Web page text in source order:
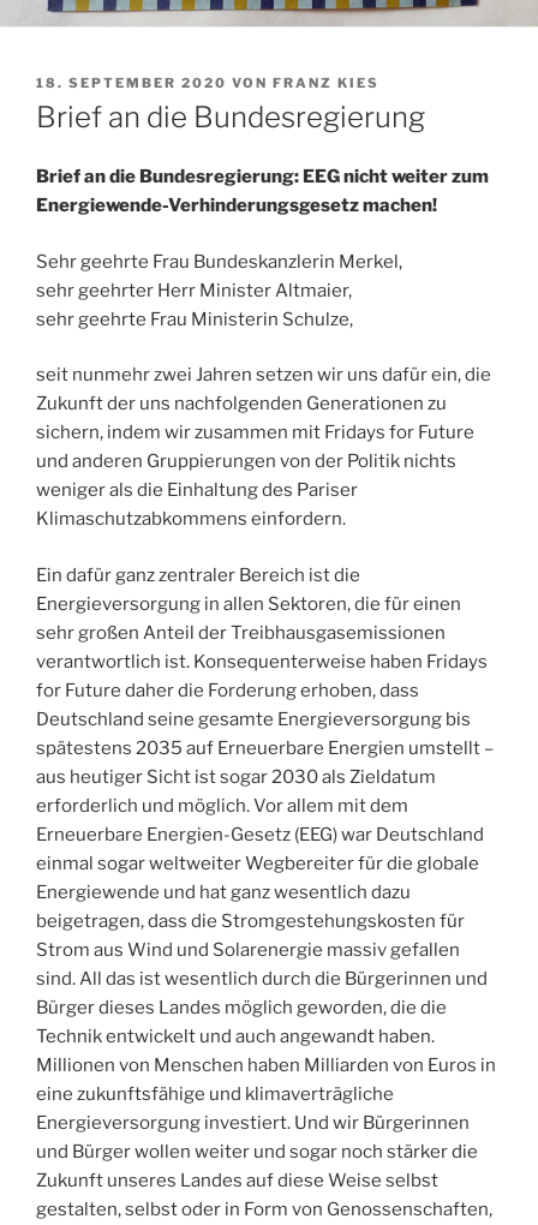
VERÖFFENTLICHT
AM
18. SEPTEMBER 2020 VON FRANZ KIES
Brief an die Bundesregierung
Brief an die Bundesregierung: EEG nicht weiter zum
Energiewende-Verhinderungsgesetz machen!
Sehr geehrte Frau Bundeskanzlerin Merkel,
sehr geehrter Herr Minister Altmaier,
sehr geehrte Frau Ministerin Schulze,
seit nunmehr zwei Jahren setzen wir uns dafür ein, die
Zukunft der uns nachfolgenden Generationen zu
sichern, indem wir zusammen mit Fridays for Future
und anderen Gruppierungen von der Politik nichts
weniger als die Einhaltung des Pariser
Klimaschutzabkommens einfordern.
Ein dafür ganz zentraler Bereich ist die
Energieversorgung in allen Sektoren, die für einen
sehr großen Anteil der Treibhausgasemissionen
verantwortlich ist. Konsequenterweise haben Fridays
for Future daher die Forderung erhoben, dass
Deutschland seine gesamte Energieversorgung bis
spätestens 2035 auf Erneuerbare Energien umstellt –
aus heutiger Sicht ist sogar 2030 als Zieldatum
erforderlich und möglich. Vor allem mit dem
Erneuerbare Energien-Gesetz (EEG) war Deutschland
einmal sogar weltweiter Wegbereiter für die globale
Energiewende und hat ganz wesentlich dazu
beigetragen, dass die Stromgestehungskosten für
Strom aus Wind und Solarenergie massiv gefallen
sind. All das ist wesentlich durch die Bürgerinnen und
Bürger dieses Landes möglich geworden, die die
Technik entwickelt und auch angewandt haben.
Millionen von Menschen haben Milliarden von Euros in
eine zukunftsfähige und klimaverträgliche
Energieversorgung investiert. Und wir Bürgerinnen
und Bürger wollen weiter und sogar noch stärker die
Zukunft unseres Landes auf diese Weise selbst
gestalten, selbst oder in Form von Genossenschaften,